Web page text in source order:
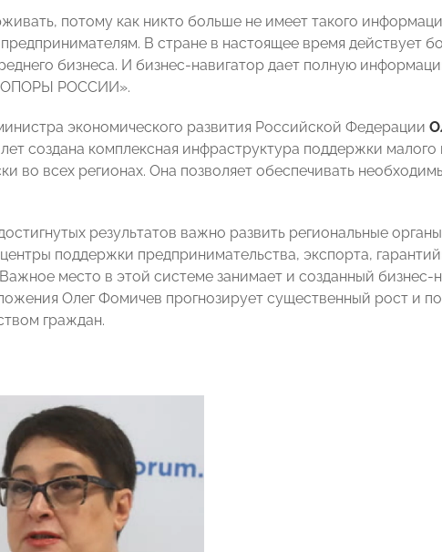
потому как никто больше не имеет такого
В стране в настоящее время действует
бизнеса. И бизнес-навигатор дает полную
РОССИИ».
экономического развития Российской Федерации
создана комплексная инфраструктура поддержки малого
во всех регионах. Она позволяет обеспечивать
результатов важно развить региональные
поддержки предпринимательства, экспорта,
место в этой системе занимает и созданный бизнес-
Олег Фомичев прогнозирует существенный рост и
граждан.